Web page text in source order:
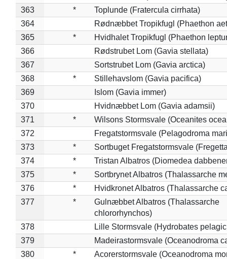
363
*
Toplunde (Fratercula cirrhata)
364
Rødnæbbet Tropikfugl (Phaethon
365
*
Hvidhalet Tropikfugl (Phaethon
366
Rødstrubet Lom (Gavia stellata)
367
Sortstrubet Lom (Gavia arctica)
368
*
Stillehavslom (Gavia pacifica)
369
Islom (Gavia immer)
370
Hvidnæbbet Lom (Gavia adamsii)
371
*
Wilsons Stormsvale (Oceanites
372
Fregatstormsvale (Pelagodroma
373
*
Sortbuget Fregatstormsvale
374
*
Tristan Albatros (Diomedea
375
*
Sortbrynet Albatros (Thalassarche
376
*
Hvidkronet Albatros (Thalassarche
377
*
Gulnæbbet Albatros (Thalassarche
chlororhynchos)
378
Lille Stormsvale (Hydrobates
379
Madeirastormsvale (Oceanodroma
380
*
Acorerstormsvale (Oceanodroma